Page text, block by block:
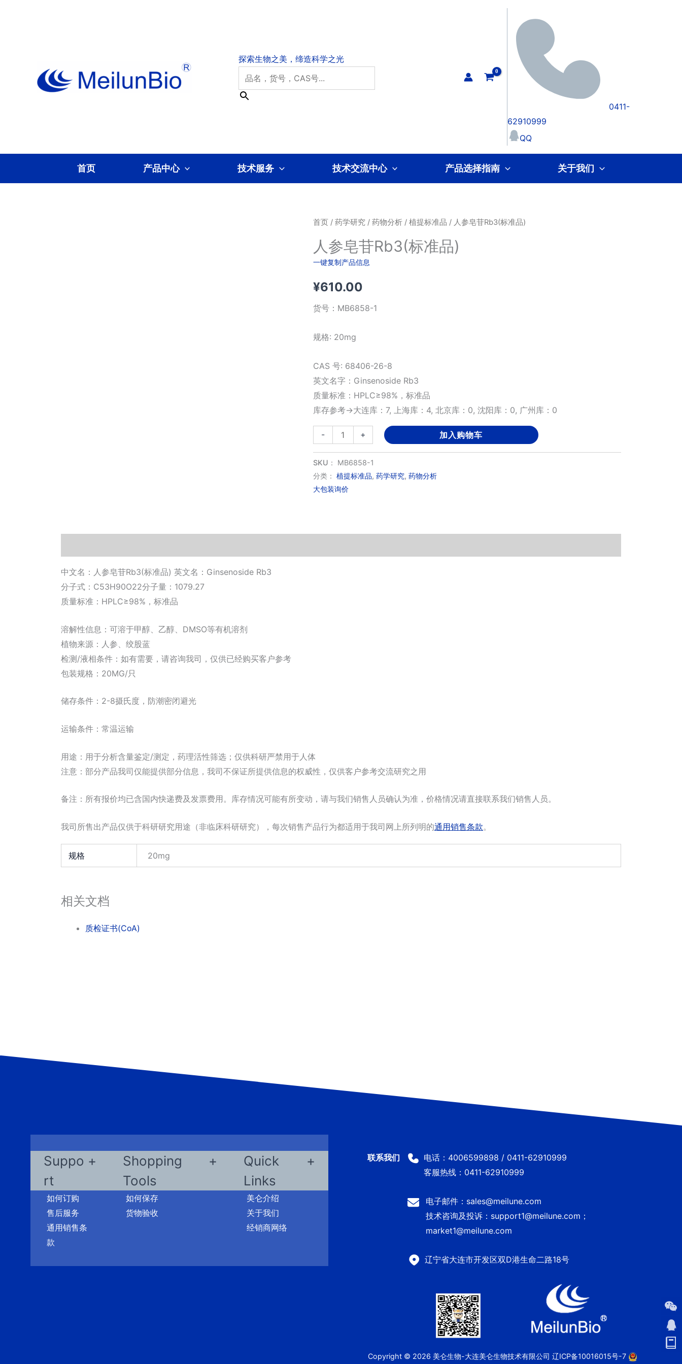
0411-
62910999
QQ
首页 产品中心 技术服务 技术交流中心 产品选择指南 关于我们
首页/ 药学研究/ 药物分析/ 植提标准品 / 人参皂苷Rb3(标准品)
人参皂苷Rb3(标准品)
一键复制产品信息
¥610.00
货号： MB6858-1
规格: 20mg
CAS 号: 68406-26-8
英文名字：Ginsenoside Rb3
质量标准：HPLC≥98%，标准品
库存参考→大连库：7, 上海库：4, 北京库：0, 沈阳库：0, 广州库：0
-
参
皂
苷
Rb3(标
数
+ 加入购物车
SKU： MB6858-1
分类： 植提标准品, 药学研究, 药物分析
大包装询价
中文名：人参皂苷Rb3(标准品) 英文名：Ginsenoside Rb3
分子式：C53H90O22分子量：1079.27
质量标准：HPLC≥98%，标准品
溶解性信息：可溶于甲醇、乙醇、DMSO等有机溶剂
植物来源：人参、绞股蓝
检测/液相条件：如有需要，请咨询我司，仅供已经购买客户参考
包装规格：20MG/只
储存条件：2-8摄氏度，防潮密闭避光
运输条件：常温运输
用途：用于分析含量鉴定/测定，药理活性筛选；仅供科研严禁用于人体
注意：部分产品我司仅能提供部分信息，我司不保证所提供信息的权威性，仅供客户参考交流研究之用
备注：所有报价均已含国内快递费及发票费用。库存情况可能有所变动，请与我们销售人员确认为准，价格情况请直接联系我们销售人员。
我司所售出产品仅供于科研研究用途（非临床科研研究），每次销售产品行为都适用于我司网上所列明的通用销售条款。
规格 20mg
相关文档
质检证书(CoA)
Suppo
rt
如何订购
售后服务
通用销售条
款
Shopping
Tools
如何保存
货物验收
Quick
Links
美仑介绍
关于我们
经销商网络
电话：4006599898 / 0411-62910999
客服热线：0411-62910999
电子邮件：sales@meilune.com
技术咨询及投诉：support1@meilune.com；
market1@meilune.com
辽宁省大连市开发区双D港生命二路18号
Copyright © 2026 美仑生物-大连美仑生物技术有限公司 辽ICP备10016015号-7